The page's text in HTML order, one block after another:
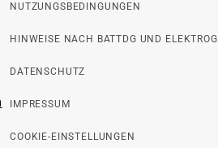
NUTZUNGSBEDINGUNGEN
HINWEISE NACH BATTDG UND ELEKTROG
DATENSCHUTZ
IMPRESSUM
COOKIE-EINSTELLUNGEN